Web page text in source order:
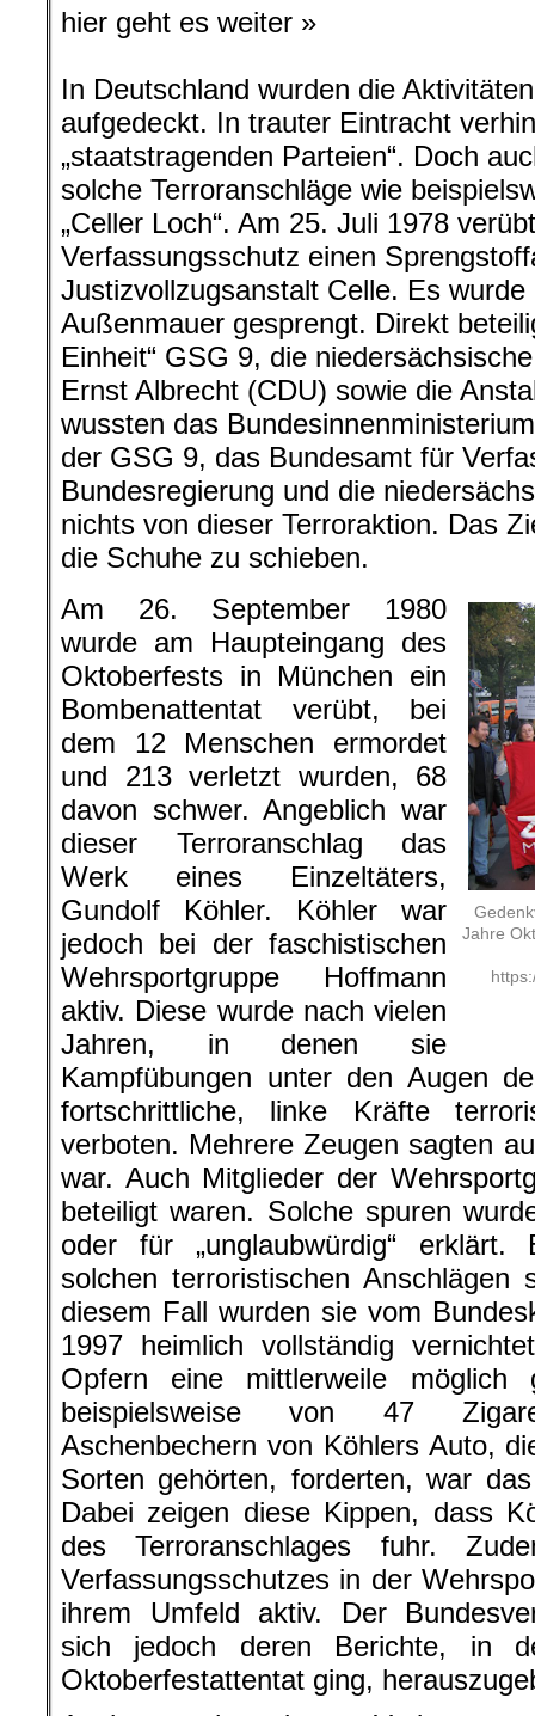
hier geht es weiter »
In Deutschland wurden die
aufgedeckt. In trauter Eintracht
„staatstragenden Parteien“. Doch
solche Terroranschläge wie
„Celler Loch“. Am 25. Juli 1978
Verfassungsschutz einen
Justizvollzugsanstalt Celle. Es wurde
Außenmauer gesprengt. Direkt
Einheit“ GSG 9, die
Ernst Albrecht (CDU) sowie die
wussten das
der GSG 9, das Bundesamt für
Bundesregierung und die
nichts von dieser Terroraktion. Das
die Schuhe zu schieben.
Jahre
Am 26. September 1980
wurde am Haupteingang des
Oktoberfests in München ein
Bombenattentat verübt, bei
dem 12 Menschen ermordet
und 213 verletzt wurden, 68
davon schwer. Angeblich war
dieser Terroranschlag das
Werk eines Einzeltäters,
Gundolf Köhler. Köhler war
jedoch bei der faschistischen
Wehrsportgruppe Hoffmann
aktiv. Diese wurde nach vielen
Jahren, in denen sie
Kampfübungen unter den Augen
fortschrittliche, linke Kräfte
verboten. Mehrere Zeugen sagten
war. Auch Mitglieder der
beteiligt waren. Solche spuren
oder für „unglaubwürdig“ erklärt.
solchen terroristischen Anschlägen
diesem Fall wurden sie vom
1997 heimlich vollständig
Opfern eine mittlerweile möglich
beispielsweise von 47
Aschenbechern von Köhlers Auto,
Sorten gehörten, forderten, war
Dabei zeigen diese Kippen, dass
des Terroranschlages fuhr.
Verfassungsschutzes in der
ihrem Umfeld aktiv. Der
sich jedoch deren Berichte, in
Oktoberfestattentat ging,